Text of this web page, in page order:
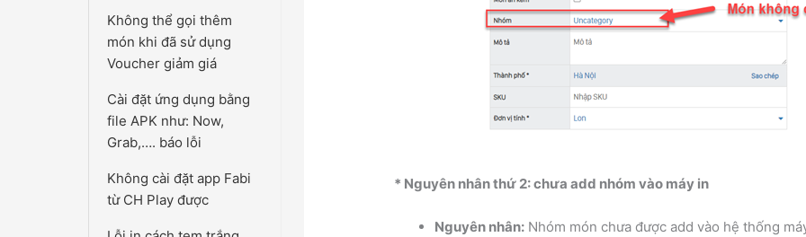
Không thể gọi thêm
món khi đã sử dụng
Voucher giảm giá
Cài đặt ứng dụng bằng
file APK như: Now,
Grab,…. báo lỗi
Không cài đặt app Fabi
từ CH Play được
* Nguyên nhân thứ 2: chưa add nhóm vào máy in
Nguyên nhân: Nhóm món chưa được add vào hệ thống